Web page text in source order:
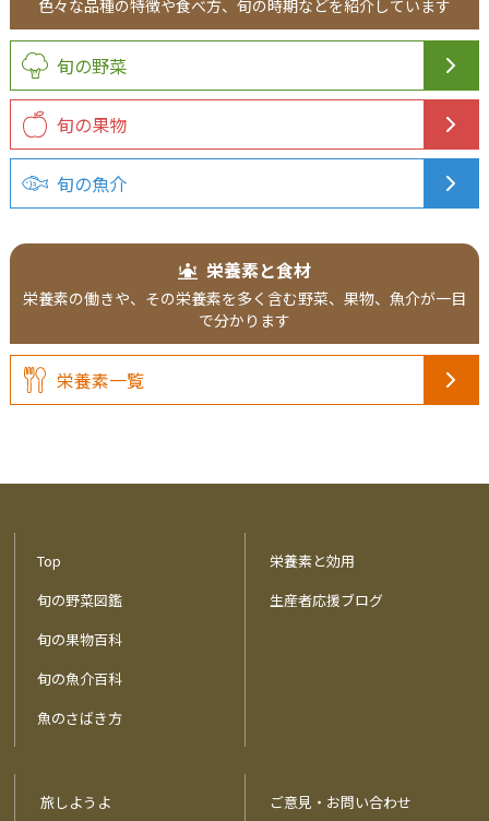
色々な品種の特徴や食べ方、旬の時期などを紹介しています
旬の野菜
旬の果物
旬の魚介
栄養素と食材
栄養素の働きや、その栄養素を多く含む野菜、果物、魚介が一目
で分かります
栄養素一覧
Top
旬の野菜図鑑
旬の果物百科
旬の魚介百科
魚のさばき方
栄養素と効用
生産者応援ブログ
旅しようよ ご意見・お問い合わせ